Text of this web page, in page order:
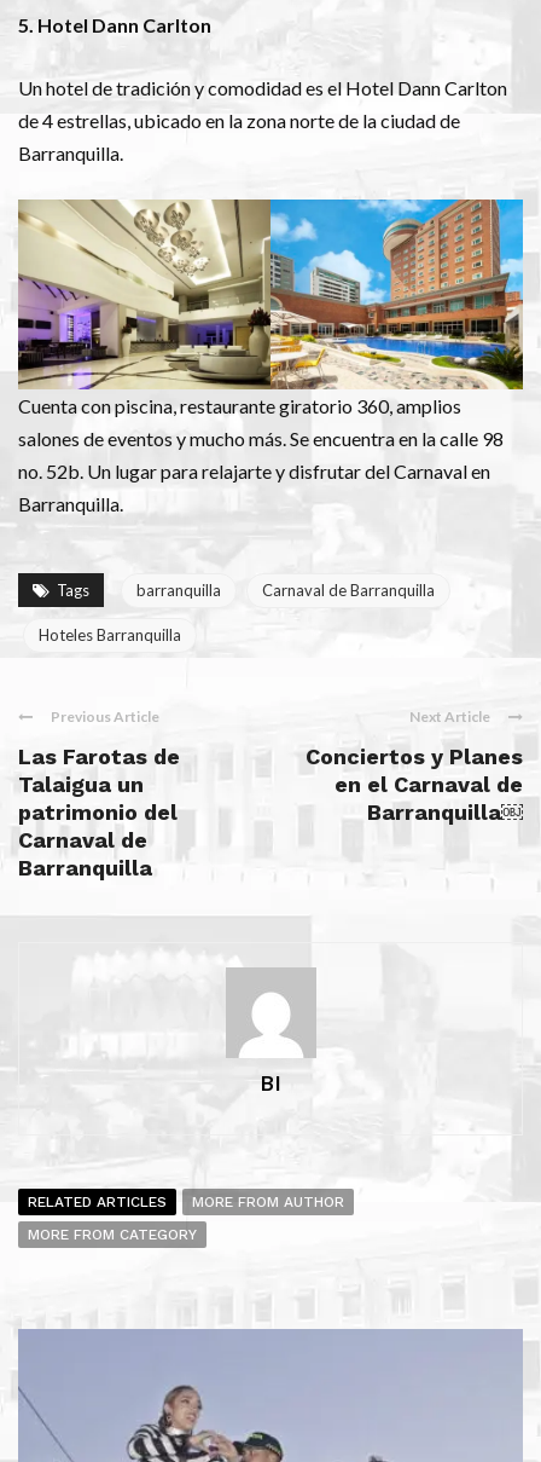
5. Hotel Dann Carlton
Un hotel de tradición y comodidad es el Hotel Dann Carlton
de 4 estrellas, ubicado en la zona norte de la ciudad de
Barranquilla.
Cuenta con piscina, restaurante giratorio 360, amplios
salones de eventos y mucho más. Se encuentra en la calle 98
no. 52b. Un lugar para relajarte y disfrutar del Carnaval en
Barranquilla.
Tags barranquilla Carnaval de Barranquilla
Hoteles Barranquilla
Previous Article
Las Farotas de
Talaigua un
patrimonio del
Carnaval de
Barranquilla
Next Article
Conciertos y Planes
en el Carnaval de
Barranquilla￼
BI
RELATED ARTICLES
MORE FROM AUTHOR
MORE FROM CATEGORY